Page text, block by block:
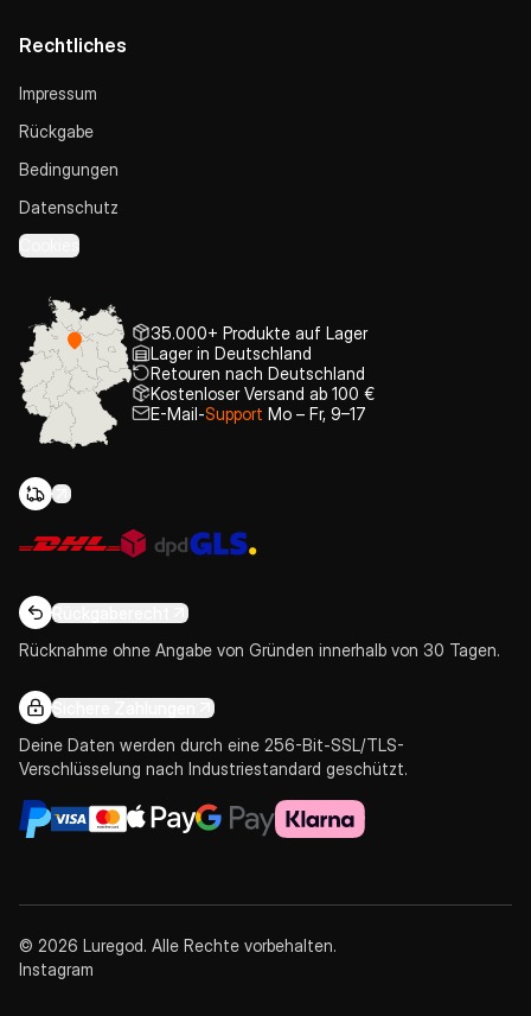
Rechtliches
Impressum
Rückgabe
Bedingungen
Datenschutz
Cookies
35.000+ Produkte auf Lager
Lager in Deutschland
Retouren nach Deutschland
Kostenloser Versand ab 100 €
E-Mail-Support Mo – Fr, 9–17
Rückgaberecht
Rücknahme ohne Angabe von Gründen innerhalb von 30 Tagen.
Sichere Zahlungen
Deine Daten werden durch eine 256-Bit-SSL/TLS-
Verschlüsselung nach Industriestandard geschützt.
© 2026 Luregod. Alle Rechte vorbehalten.
Instagram